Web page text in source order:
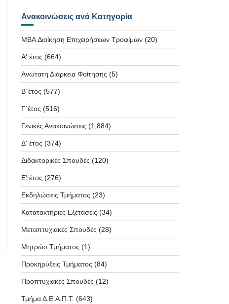
Ανακοινώσεις ανά Κατηγορία
MBA Διοίκηση Επιχειρήσεων Τροφίμων(20)
Α' έτος (664)
Ανώτατη Διάρκεια Φοίτησης (5)
Β΄έτος (577)
Γ΄έτος (516)
Γενικές Ανακοινώσεις (1,884)
Δ' έτος (374)
Διδακτορικές Σπουδές (120)
Ε' έτος (276)
Εκδηλώσεις Τμήματος (23)
Κατατακτήριες Εξετάσεις (34)
Μεταπτυχιακές Σπουδές (28)
Μητρώο Τμήματος (1)
Προκηρύξεις Τμήματος (84)
Προπτυχιακές Σπουδές (12)
Τμήμα Δ.Ε.Α.Π.Τ. (643)